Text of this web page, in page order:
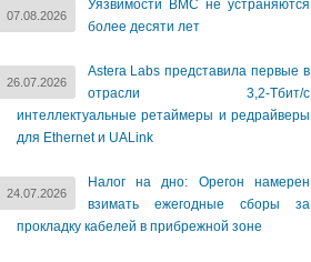
07.08.2026
Уязвимости BMC не устраняются
более десяти лет
26.07.2026
Astera Labs представила первые в
отрасли 3,2-Тбит/с
интеллектуальные ретаймеры и редрайверы
для Ethernet и UALink
24.07.2026
Налог на дно: Орегон намерен
взимать ежегодные сборы за
прокладку кабелей в прибрежной зоне